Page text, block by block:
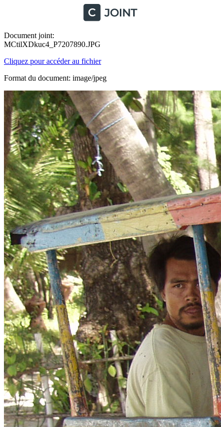
Document joint:
MCtilXDkuc4_P7207890.JPG
Cliquez pour accéder au fichier
Format du document: image/jpeg